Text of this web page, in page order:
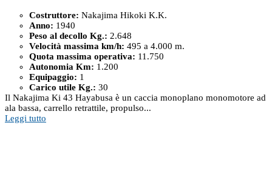
Costruttore: Nakajima Hikoki K.K.
Anno: 1940
Peso al decollo Kg.: 2.648
Velocità massima km/h: 495 a 4.000 m.
Quota massima operativa: 11.750
Autonomia Km: 1.200
Equipaggio: 1
Carico utile Kg.: 30
Il Nakajima Ki 43 Hayabusa è un caccia monoplano monomotore ad
ala bassa, carrello retrattile, propulso...
Leggi tutto